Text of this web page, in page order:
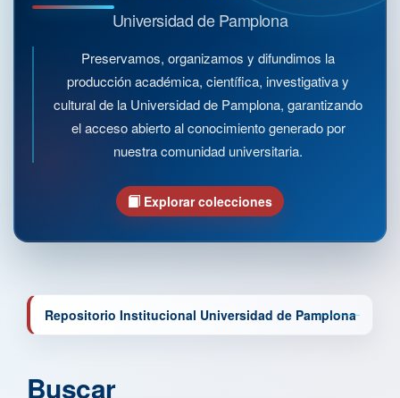
Universidad de Pamplona
Preservamos, organizamos y difundimos la
producción académica, científica, investigativa y
cultural de la Universidad de Pamplona, garantizando
el acceso abierto al conocimiento generado por
nuestra comunidad universitaria.
Explorar colecciones
Repositorio Institucional Universidad de Pamplona
Buscar